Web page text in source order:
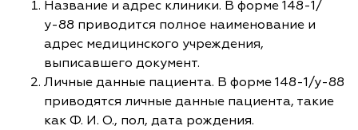
Название и адрес клиники. В форме 148-1/
у-88 приводится полное наименование и
адрес медицинского учреждения,
выписавшего документ.
Личные данные пациента. В форме 148-1/у-88
приводятся личные данные пациента, такие
как Ф. И. О., пол, дата рождения.